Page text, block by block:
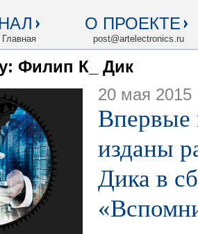
Главная
О ПРОЕКТЕ
post@artelectronics.ru
Филип К_ Дик
20 мая 2015
Впервые
изданы
Дика в